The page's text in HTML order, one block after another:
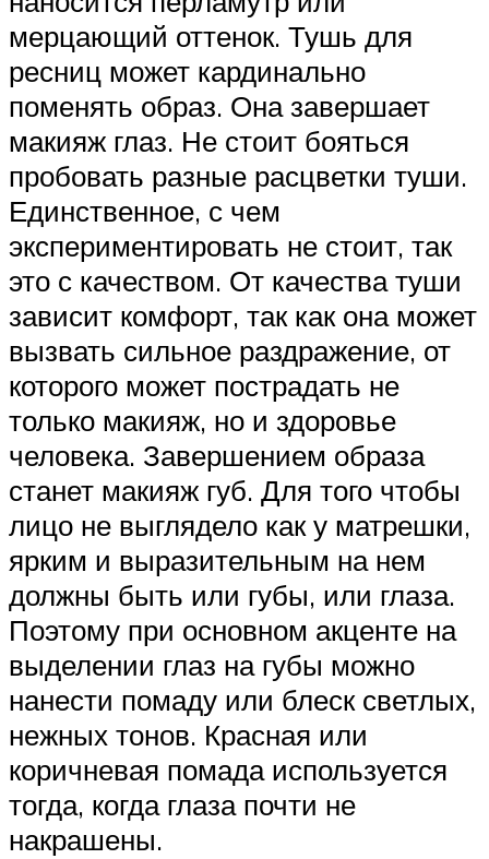
мерцающий оттенок. Тушь для
ресниц может кардинально
поменять образ. Она завершает
макияж глаз. Не стоит бояться
пробовать разные расцветки туши.
Единственное, с чем
экспериментировать не стоит, так
это с качеством. От качества туши
зависит комфорт, так как она может
вызвать сильное раздражение, от
которого может пострадать не
только макияж, но и здоровье
человека. Завершением образа
станет макияж губ. Для того чтобы
лицо не выглядело как у матрешки,
ярким и выразительным на нем
должны быть или губы, или глаза.
Поэтому при основном акценте на
выделении глаз на губы можно
нанести помаду или блеск светлых,
нежных тонов. Красная или
коричневая помада используется
тогда, когда глаза почти не
накрашены.